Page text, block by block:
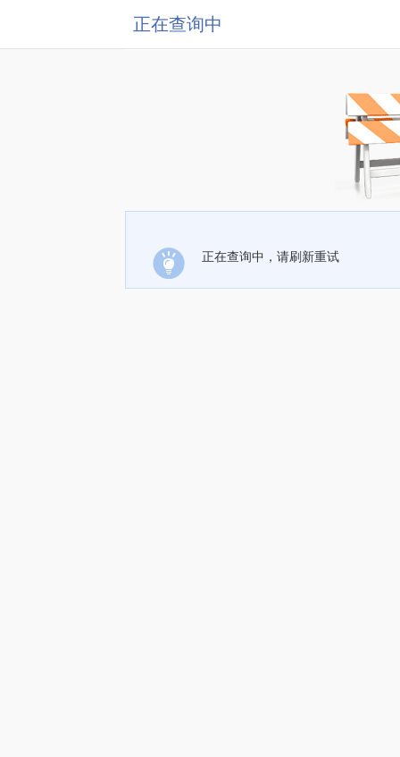
正在查询中
正在查询中，请刷新重试